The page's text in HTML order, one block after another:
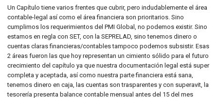
Un Capítulo tiene varios frentes que cubrir, pero indudablemente el área
contable-legal así como el área financiera son prioritarios. Sino
cumplimos los requerimientos del PMI Global, no podemos existir. Sino
estamos en regla con SET, con la SEPRELAD, sino tenemos dinero o
cuentas claras financieras/contables tampoco podemos subsistir. Esas
2 áreas fueron las que hoy representan un cimiento sólido para el futuro
crecimiento del capítulo ya que nuestra documentación legal está super
completa y aceptada, así como nuestra parte financiera está sana,
tenemos dinero en caja, las cuentas son trasparentes y con superavit, la
tesorería presenta balance contable mensual antes del 15 del mes